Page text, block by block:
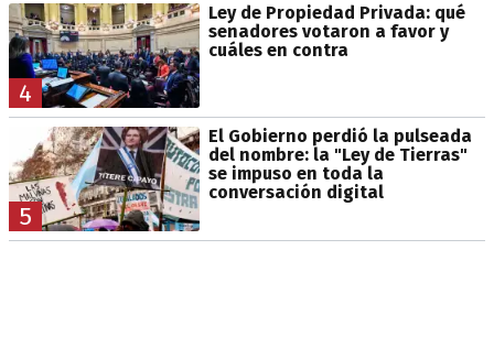
4
Ley de Propiedad Privada: qué
senadores votaron a favor y
cuáles en contra
5
El Gobierno perdió la pulseada
del nombre: la "Ley de Tierras"
se impuso en toda la
conversación digital